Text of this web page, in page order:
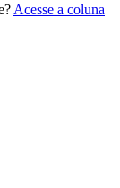
Acesse a coluna